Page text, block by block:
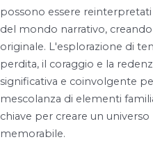
possono essere
del mondo narrativo,
originale. L'esplorazione di
perdita, il coraggio e la
significativa e coinvolgente
mescolanza di elementi
chiave per creare un
memorabile.